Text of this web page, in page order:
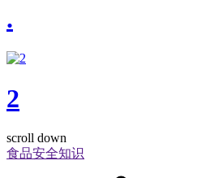
.
2
scroll down
食品安全知识